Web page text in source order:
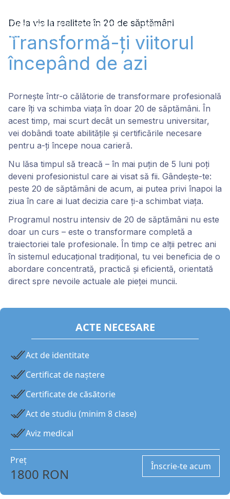
Descoperă arta gastronomiei și obține certificarea de
Bucătar nivel 3
De la vis la realitate în 20 de săptămâni
Transformă-ți viitorul
începând de azi
Pornește într-o călătorie de transformare profesională
care îți va schimba viața în doar 20 de săptămâni. În
acest timp, mai scurt decât un semestru universitar,
vei dobândi toate abilitățile și certificările necesare
pentru a-ți începe noua carieră.
Nu lăsa timpul să treacă – în mai puțin de 5 luni poți
deveni profesionistul care ai visat să fii. Gândește-te:
peste 20 de săptămâni de acum, ai putea privi înapoi la
ziua în care ai luat decizia care ți-a schimbat viața.
Programul nostru intensiv de 20 de săptămâni nu este
doar un curs – este o transformare completă a
traiectoriei tale profesionale. În timp ce alții petrec ani
în sistemul educațional tradițional, tu vei beneficia de o
abordare concentrată, practică și eficientă, orientată
direct spre nevoile actuale ale pieței muncii.
ACTE NECESARE
Act de identitate
Certificat de naștere
Certificate de căsătorie
Act de studiu (minim 8 clase)
Aviz medical
Preț
1800 RON Înscrie-te acum